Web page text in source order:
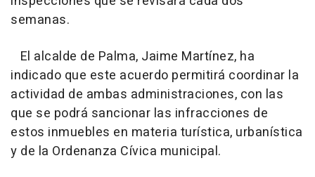
semanas.
El alcalde de Palma, Jaime Martínez, ha
indicado que este acuerdo permitirá coordinar la
actividad de ambas administraciones, con las
que se podrá sancionar las infracciones de
estos inmuebles en materia turística, urbanística
y de la Ordenanza Cívica municipal.